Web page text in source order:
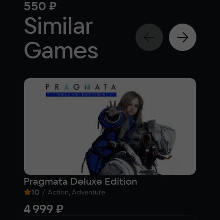
550 ₽
Similar
Games
Pragmata Deluxe Edition
10 / Action, Adventure
4 999 ₽